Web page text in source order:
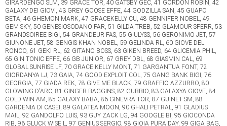
GIRARDENGO SLM, 39 GRACE TOR, 40 GATSBY GEC, 41 GORDON ROBIN, 42
GALAXY DEI GIOVI, 43 GREY GOOSE EFFE, 44 GODZILLA SAN, 45 GUAPO
BETA, 46 GHEMON MARK, 47 GRACEKELLY CU, 48 GENNIFER NOBEL, 49
GEM SKY, 50 GENESIOSODANO PAR, 51 GILDA TREB, 52 GLAMOUR SFERR, 53
GRANDSOIREE BIGI, 54 GRANDEUR FAS, 55 GIULYSS, 56 GERONIMO JET, 57
GIUNONE JET, 58 GENGIS KHAN NOBEL, 59 GELINDA RL, 60 GIOVE DEL
RONCO, 61 GEKI RL, 62 GITANO BOSS, 63 GIKEN BREED, 64 GLICEMIA PHIL,
65 GIN TONIC EFFE, 66 GB JUNIOR, 67 GREY DBL, 68 GIASMIN CAL, 69
GLOBAL SUNRISE LF, 70 GRACE KELLY MONT, 71 GARGANTUA FONT, 72
GIORDANYA LJ, 73 GAIA, 74 GOOD EXPLOIT COL, 75 GANG BANK BIGI, 76
GEORGIA, 77 GIADA REK, 78 GIVE ME BLACK, 79 GRAFFIO AZZURRO, 80
GLOWING D'ARC, 81 GINGER BAGGINS, 82 GUBBIO, 83 GALAXYA GIOVE, 84
GOLD WIN AM, 85 GALAXY BABA, 86 GINEVRA TOR, 87 GUINET SM, 88
GARDENIA DI CASEI, 89 GALATEA MOON, 90 GHALI PETRAL, 91 GLADIUS
MAIL, 92 GANDOLFO LUIS, 93 GUY ZACK LG, 94 GOOGLE BI, 95 GIOCONDA
RIB, 96 GLUCK WISE L, 97 GENIUS SERGIO, 98 GIOIA PURA DAY, 99 GIGA BAG,